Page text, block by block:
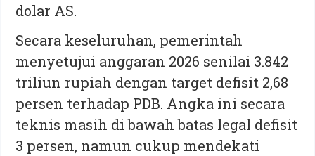
dolar AS.
Secara keseluruhan, pemerintah
menyetujui anggaran 2026 senilai 3.842
triliun rupiah dengan target defisit 2,68
persen terhadap PDB. Angka ini secara
teknis masih di bawah batas legal defisit
3 persen, namun cukup mendekati